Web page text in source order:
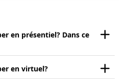
en présentiel? Dans ce
en virtuel?